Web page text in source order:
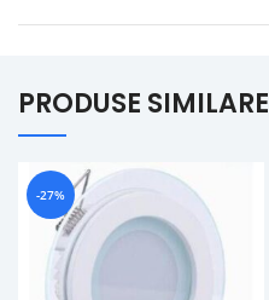
PRODUSE SIMILARE
-27%